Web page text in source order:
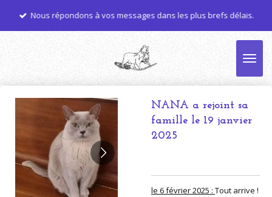
Passer Nous répondons à vos messages dans les plus brefs délais.
NANA a rejoint sa
famille le 19 janvier
2025
le 6 février 2025 : Tout arrive !